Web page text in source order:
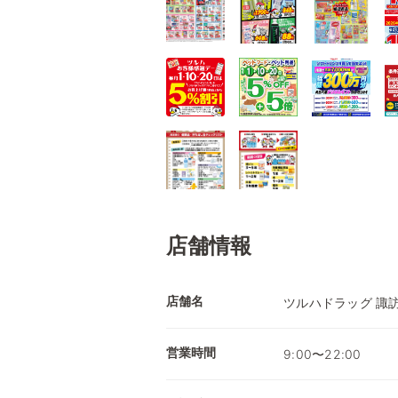
店舗情報
店舗名 ツルハドラッグ 諏
営業時間 9:00〜22:00